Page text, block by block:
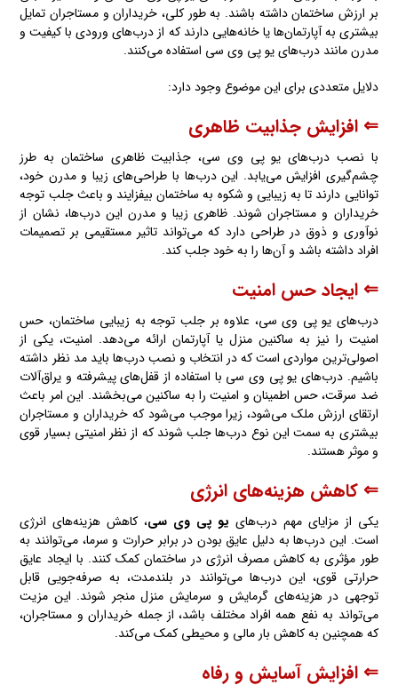
بر ارزش ساختمان داشته باشند. به طور کلی، خریداران و مستاجران تمایل
بیشتری به آپارتمان‌ها یا خانه‌هایی دارند که از درب‌های ورودی با کیفیت و
مدرن مانند درب‌های یو پی وی سی استفاده می‌کنند.
دلایل متعددی برای این موضوع وجود دارد:
⇐ افزایش جذابیت ظاهری
با نصب درب‌های یو پی وی سی، جذابیت ظاهری ساختمان به طرز
چشم‌گیری افزایش می‌یابد. این درب‌ها با طراحی‌های زیبا و مدرن خود،
توانایی دارند تا به زیبایی و شکوه به ساختمان بیفزایند و باعث جلب توجه
خریداران و مستاجران شوند. ظاهری زیبا و مدرن این درب‌ها، نشان از
نوآوری و ذوق در طراحی دارد که می‌تواند تاثیر مستقیمی بر تصمیمات
افراد داشته باشد و آن‌ها را به خود جلب کند.
⇐ ایجاد حس امنیت
درب‌های یو پی وی سی، علاوه بر جلب توجه به زیبایی ساختمان، حس
امنیت را نیز به ساکنین منزل یا آپارتمان ارائه می‌دهد. امنیت، یکی از
اصولی‌ترین مواردی است که در انتخاب و نصب درب‌ها باید مد نظر داشته
باشیم. درب‌های یو پی وی سی با استفاده از قفل‌های پیشرفته و یراق‌آلات
ضد سرقت، حس اطمینان و امنیت را به ساکنین می‌بخشند. این امر باعث
ارتقای ارزش ملک می‌شود، زیرا موجب می‌شود که خریداران و مستاجران
بیشتری به سمت این نوع درب‌ها جلب شوند که از نظر امنیتی بسیار قوی
و موثر هستند.
⇐ کاهش هزینه‌های انرژی
یکی از مزایای مهم درب‌های یو پی وی سی، کاهش هزینه‌های انرژی
است. این درب‌ها به دلیل عایق بودن در برابر حرارت و سرما، می‌توانند به
طور مؤثری به کاهش مصرف انرژی در ساختمان کمک کنند. با ایجاد عایق
حرارتی قوی، این درب‌ها می‌توانند در بلندمدت، به صرفه‌جویی قابل
توجهی در هزینه‌های گرمایش و سرمایش منزل منجر شوند. این مزیت
می‌تواند به نفع همه افراد مختلف باشد، از جمله خریداران و مستاجران،
که همچنین به کاهش بار مالی و محیطی کمک می‌کند.
⇐ افزایش آسایش و رفاه